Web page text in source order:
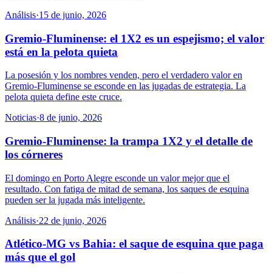
Análisis·15 de junio, 2026
Gremio-Fluminense: el 1X2 es un espejismo; el valor
está en la pelota quieta
La posesión y los nombres venden, pero el verdadero valor en
Gremio-Fluminense se esconde en las jugadas de estrategia. La
pelota quieta define este cruce.
Noticias·8 de junio, 2026
Gremio-Fluminense: la trampa 1X2 y el detalle de
los córneres
El domingo en Porto Alegre esconde un valor mejor que el
resultado. Con fatiga de mitad de semana, los saques de esquina
pueden ser la jugada más inteligente.
Análisis·22 de junio, 2026
Atlético-MG vs Bahia: el saque de esquina que paga
más que el gol